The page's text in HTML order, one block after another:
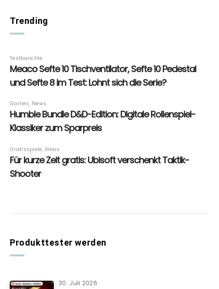
Trending
Produkttester werden
30. Juli 2026